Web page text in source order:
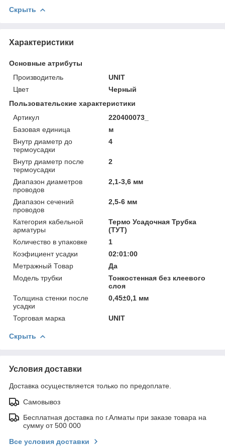
Скрыть
Характеристики
Основные атрибуты
Производитель
UNIT
Цвет
Черный
Пользовательские характеристики
Артикул
220400073_
Базовая единица
м
Внутр диаметр до
термоусадки
4
Внутр диаметр после
термоусадки
2
Диапазон диаметров
проводов
2,1-3,6 мм
Диапазон сечений
проводов
2,5-6 мм
Категория кабельной
арматуры
Термо Усадочная Трубка
(ТУТ)
Количество в упаковке
1
Коэфициент усадки
02:01:00
Метражный Товар
Да
Модель трубки
Тонкостенная без клеевого
слоя
Толщина стенки после
усадки
0,45±0,1 мм
Торговая марка UNIT
Скрыть
Условия доставки
Доставка осуществляется только по предоплате.
Самовывоз
Бесплатная доставка по г.Алматы при заказе товара на
сумму от 500 000
Все условия доставки